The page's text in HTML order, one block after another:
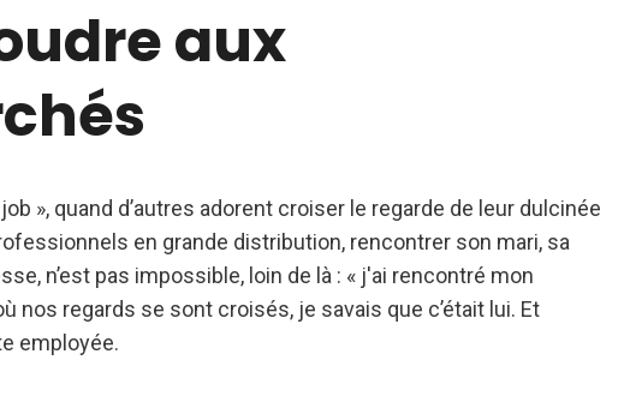
aux
», quand d’autres adorent croiser le regarde de leur dulcinée
en grande distribution, rencontrer son mari, sa
n’est pas impossible, loin de là : « j'ai rencontré mon
nos regards se sont croisés, je savais que c’était lui. Et
employée.